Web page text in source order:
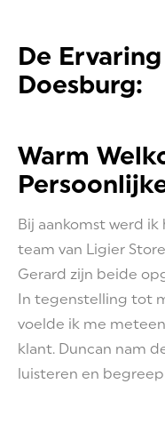
De
Doesburg:
Warm
Bij aankomst werd
team van Ligier
Gerard zijn beide
In tegenstelling tot
voelde ik me
klant. Duncan nam
luisteren en